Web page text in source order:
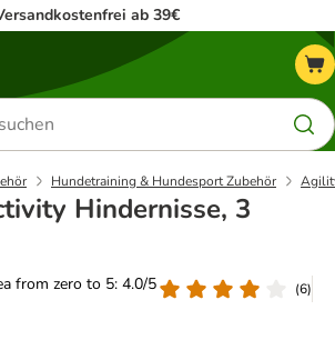
ab 39€
Hundetraining & Hundesport Zubehör
Hindernisse, 3
from zero to 5: 4.0/5
(6)